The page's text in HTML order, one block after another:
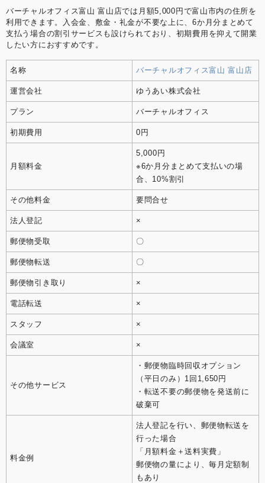
バーチャルオフィス富山 富山店では月額5,000円で富山市内の住所を
利用できます。入会金、敷金・礼金が不要な上に、6か月分まとめて
支払う場合の割引サービスも設けられており、初期費用を抑えて開業
したい方におすすめです。
名称 バーチャルオフィス富山 富山店
運営会社 ゆうあい株式会社
プラン バーチャルオフィス
初期費用 0円
月額料金
5,000円
※6か月分まとめて支払いの場
合、10%割引
その他料金 要問合せ
法人登記 ×
郵便物受取 〇
郵便物転送 〇
郵便物引き取り ×
電話転送 ×
スタッフ ×
会議室 ×
その他サービス
・郵便物臨時回収オプション
（平日のみ）1回1,650円
・転送不要の郵便物を発送前に
破棄可
料金例
法人登記を行い、郵便物転送を
行った場合
「月額料金＋送料実費」
郵便物の量により、毎月定額制
もあり